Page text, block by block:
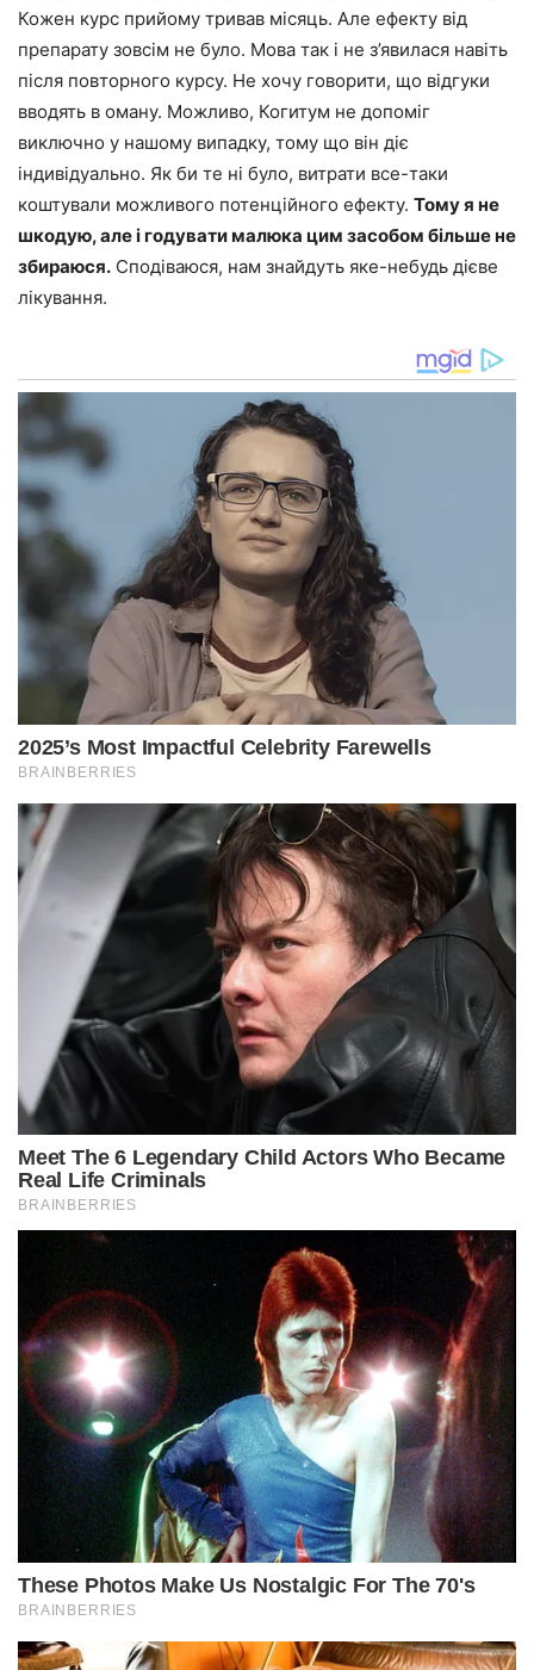
Кожен курс прийому тривав місяць. Але ефекту від
препарату зовсім не було. Мова так і не з’явилася навіть
після повторного курсу. Не хочу говорити, що відгуки
вводять в оману. Можливо, Когитум не допоміг
виключно у нашому випадку, тому що він діє
індивідуально. Як би те ні було, витрати все-таки
коштували можливого потенційного ефекту. Тому я не
шкодую, але і годувати малюка цим засобом більше не
збираюся. Сподіваюся, нам знайдуть яке-небудь дієве
лікування.